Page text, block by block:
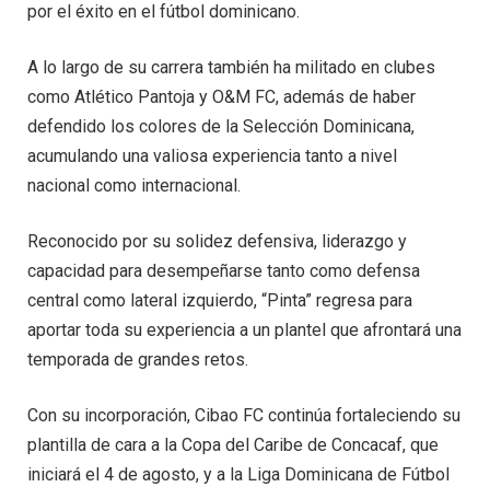
por el éxito en el fútbol dominicano.
A lo largo de su carrera también ha militado en clubes
como Atlético Pantoja y O&M FC, además de haber
defendido los colores de la Selección Dominicana,
acumulando una valiosa experiencia tanto a nivel
nacional como internacional.
Reconocido por su solidez defensiva, liderazgo y
capacidad para desempeñarse tanto como defensa
central como lateral izquierdo, “Pinta” regresa para
aportar toda su experiencia a un plantel que afrontará una
temporada de grandes retos.
Con su incorporación, Cibao FC continúa fortaleciendo su
plantilla de cara a la Copa del Caribe de Concacaf, que
iniciará el 4 de agosto, y a la Liga Dominicana de Fútbol